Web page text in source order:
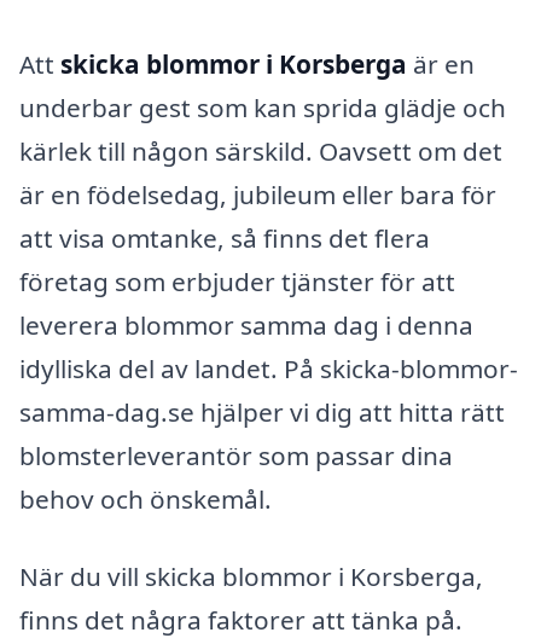
Att skicka blommor i Korsberga är en
underbar gest som kan sprida glädje och
kärlek till någon särskild. Oavsett om det
är en födelsedag, jubileum eller bara för
att visa omtanke, så finns det flera
företag som erbjuder tjänster för att
leverera blommor samma dag i denna
idylliska del av landet. På skicka-blommor-
samma-dag.se hjälper vi dig att hitta rätt
blomsterleverantör som passar dina
behov och önskemål.
När du vill skicka blommor i Korsberga,
finns det några faktorer att tänka på.